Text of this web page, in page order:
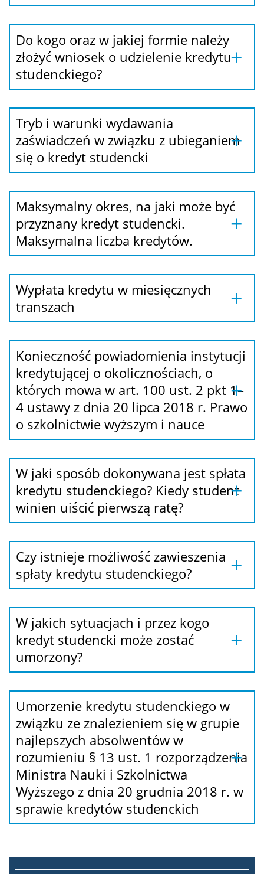
Do kogo oraz w jakiej formie należy
złożyć wniosek o udzielenie kredytu
studenckiego?
Tryb i warunki wydawania
zaświadczeń w związku z ubieganiem
się o kredyt studencki
Maksymalny okres, na jaki może być
przyznany kredyt studencki.
Maksymalna liczba kredytów.
Wypłata kredytu w miesięcznych
transzach
Konieczność powiadomienia instytucji
kredytującej o okolicznościach, o
których mowa w art. 100 ust. 2 pkt 1–
4 ustawy z dnia 20 lipca 2018 r. Prawo
o szkolnictwie wyższym i nauce
W jaki sposób dokonywana jest spłata
kredytu studenckiego? Kiedy student
winien uiścić pierwszą ratę?
Czy istnieje możliwość zawieszenia
spłaty kredytu studenckiego?
W jakich sytuacjach i przez kogo
kredyt studencki może zostać
umorzony?
Umorzenie kredytu studenckiego w
związku ze znalezieniem się w grupie
najlepszych absolwentów w
rozumieniu § 13 ust. 1 rozporządzenia
Ministra Nauki i Szkolnictwa
Wyższego z dnia 20 grudnia 2018 r. w
sprawie kredytów studenckich